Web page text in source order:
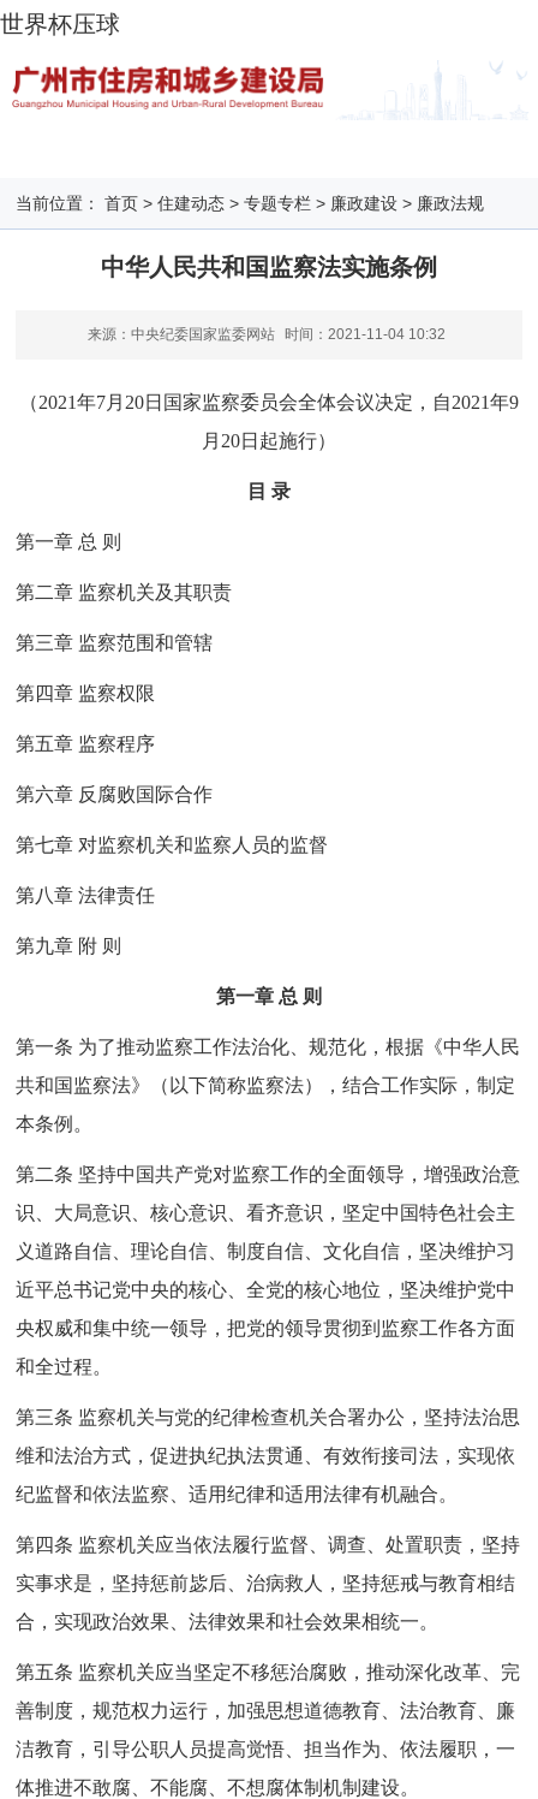
世界杯压球
当前位置： 首页 >住建动态 >专题专栏 > 廉政建设 > 廉政法规
中华人民共和国监察法实施条例
来源：中央纪委国家监委网站 时间： 2021-11-04 10:32
（2021年7月20日国家监察委员会全体会议决定，自2021年9
月20日起施行）
目 录
第一章 总 则
第二章 监察机关及其职责
第三章 监察范围和管辖
第四章 监察权限
第五章 监察程序
第六章 反腐败国际合作
第七章 对监察机关和监察人员的监督
第八章 法律责任
第九章 附 则
第一章 总 则
第一条 为了推动监察工作法治化、规范化，根据《中华人民
共和国监察法》（以下简称监察法），结合工作实际，制定
本条例。
第二条 坚持中国共产党对监察工作的全面领导，增强政治意
识、大局意识、核心意识、看齐意识，坚定中国特色社会主
义道路自信、理论自信、制度自信、文化自信，坚决维护习
近平总书记党中央的核心、全党的核心地位，坚决维护党中
央权威和集中统一领导，把党的领导贯彻到监察工作各方面
和全过程。
第三条 监察机关与党的纪律检查机关合署办公，坚持法治思
维和法治方式，促进执纪执法贯通、有效衔接司法，实现依
纪监督和依法监察、适用纪律和适用法律有机融合。
第四条 监察机关应当依法履行监督、调查、处置职责，坚持
实事求是，坚持惩前毖后、治病救人，坚持惩戒与教育相结
合，实现政治效果、法律效果和社会效果相统一。
第五条 监察机关应当坚定不移惩治腐败，推动深化改革、完
善制度，规范权力运行，加强思想道德教育、法治教育、廉
洁教育，引导公职人员提高觉悟、担当作为、依法履职，一
体推进不敢腐、不能腐、不想腐体制机制建设。